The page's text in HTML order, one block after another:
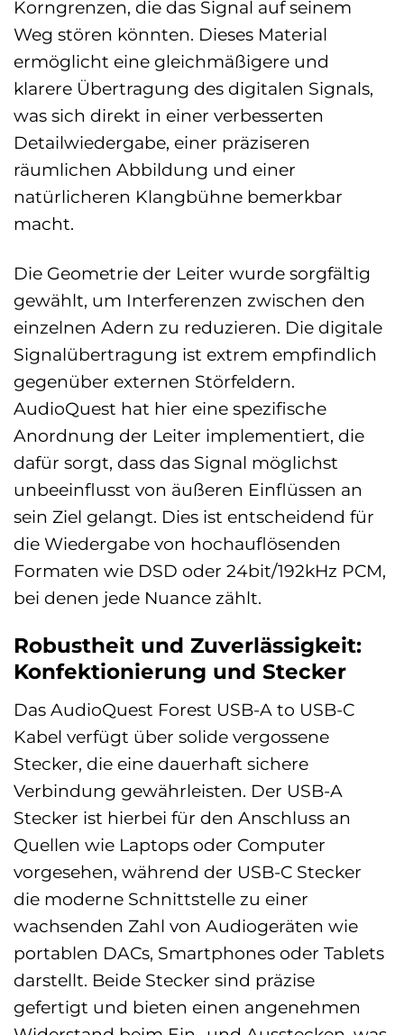
Korngrenzen, die das Signal auf seinem
Weg stören könnten. Dieses Material
ermöglicht eine gleichmäßigere und
klarere Übertragung des digitalen Signals,
was sich direkt in einer verbesserten
Detailwiedergabe, einer präziseren
räumlichen Abbildung und einer
natürlicheren Klangbühne bemerkbar
macht.
Die Geometrie der Leiter wurde sorgfältig
gewählt, um Interferenzen zwischen den
einzelnen Adern zu reduzieren. Die digitale
Signalübertragung ist extrem empfindlich
gegenüber externen Störfeldern.
AudioQuest hat hier eine spezifische
Anordnung der Leiter implementiert, die
dafür sorgt, dass das Signal möglichst
unbeeinflusst von äußeren Einflüssen an
sein Ziel gelangt. Dies ist entscheidend für
die Wiedergabe von hochauflösenden
Formaten wie DSD oder 24bit/192kHz PCM,
bei denen jede Nuance zählt.
Robustheit und Zuverlässigkeit:
Konfektionierung und Stecker
Das AudioQuest Forest USB-A to USB-C
Kabel verfügt über solide vergossene
Stecker, die eine dauerhaft sichere
Verbindung gewährleisten. Der USB-A
Stecker ist hierbei für den Anschluss an
Quellen wie Laptops oder Computer
vorgesehen, während der USB-C Stecker
die moderne Schnittstelle zu einer
wachsenden Zahl von Audiogeräten wie
portablen DACs, Smartphones oder Tablets
darstellt. Beide Stecker sind präzise
gefertigt und bieten einen angenehmen